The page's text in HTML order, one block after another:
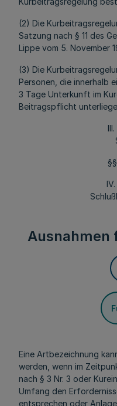
(2) Die
Satzung nach § 11 des
Lippe vom 5. November
(3) Die
Personen, die innerhalb
3 Tage Unterkunft im
Beitragspflicht
Ausnahmen
Eine Artbezeichnung
werden, wenn im
nach § 3 Nr. 3 oder
Umfang den
entsprechen oder